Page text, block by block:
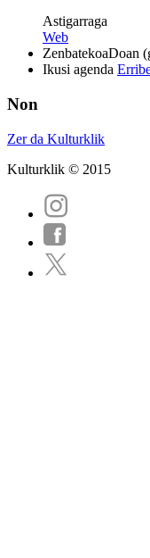
Astigarraga
Web
ZenbatekoaDoan
Ikusi agenda
Non
Zer da Kulturklik
Kulturklik © 2015